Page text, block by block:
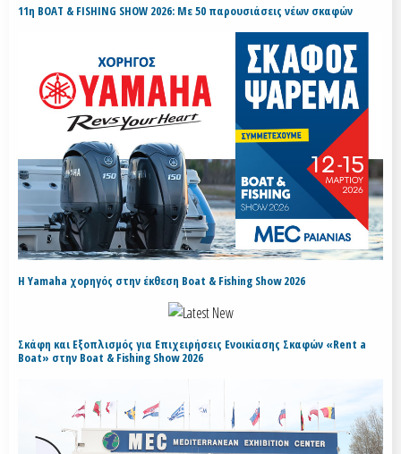
11η BOAT & FISHING SHOW 2026: Με 50 παρουσιάσεις νέων σκαφών
H Yamaha χορηγός στην έκθεση Boat & Fishing Show 2026
Σκάφη και Εξοπλισμός για Επιχειρήσεις Ενοικίασης Σκαφών «Rent a
Boat» στην Boat & Fishing Show 2026